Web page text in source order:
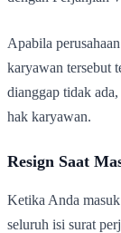
Apabila
karyawan tersebut
dianggap tidak
hak karyawan.
Resign Saat
Ketika Anda
seluruh isi surat